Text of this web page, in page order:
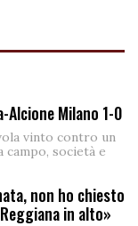
Alcione Milano 1-0
vinto contro un
società e
non ho chiesto
in alto»